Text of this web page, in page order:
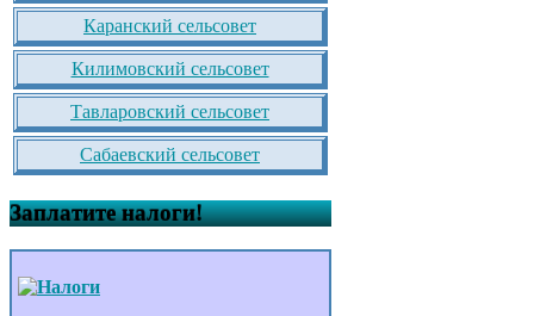
Каранский сельсовет
Килимовский сельсовет
Тавларовский сельсовет
Сабаевский сельсовет
Заплатите налоги!